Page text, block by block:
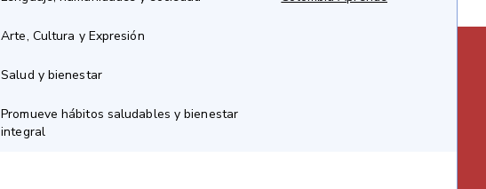
Arte, Cultura y Expresión
Salud y bienestar
Promueve hábitos saludables y bienestar
integral